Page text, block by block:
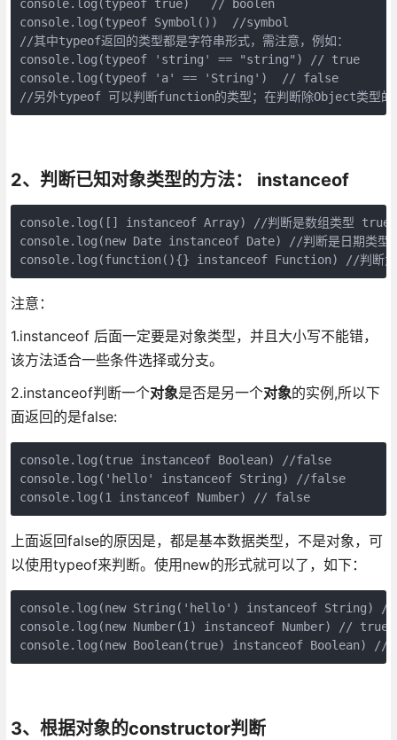
console.log(typeof true)   // boolen
console.log(typeof Symbol())  //symbol
//其中typeof返回的类型都是字符串形式，需注意，例如：
console.log(typeof 'string' == "string") // true
console.log(typeof 'a' == 'String')  // false
//另外typeof 可以判断function的类型；在判断除Object类型的
2、判断已知对象类型的方法： instanceof
console.log([] instanceof Array) //判断是数组类型 true
console.log(new Date instanceof Date) //判断是日期类
console.log(function(){} instanceof Function) //判断
注意：
1.instanceof 后面一定要是对象类型，并且大小写不能错，
该方法适合一些条件选择或分支。
2.instanceof判断一个对象是否是另一个对象的实例,所以下
面返回的是false:
console.log(true instanceof Boolean) //false
console.log('hello' instanceof String) //false
console.log(1 instanceof Number) // false
上面返回false的原因是，都是基本数据类型，不是对象，可
以使用typeof来判断。使用new的形式就可以了，如下：
console.log(new String('hello') instanceof String) //
console.log(new Number(1) instanceof Number) // true
console.log(new Boolean(true) instanceof Boolean) //
3、根据对象的constructor判断